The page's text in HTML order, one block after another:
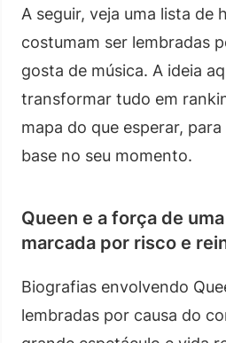
A seguir, veja uma lista de
costumam ser lembradas
gosta de música. A ideia
transformar tudo em
mapa do que esperar,
base no seu momento.
Queen e a força de
marcada por risco e
Biografias envolvendo
lembradas por causa do